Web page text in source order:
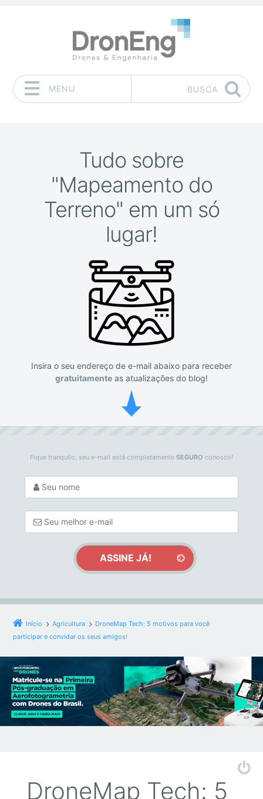
MENU BUSCA
Tudo sobre
"Mapeamento do
Terreno" em um só
lugar!
Insira o seu endereço de e-mail abaixo para receber
gratuitamente as atualizações do blog!
Fique tranquilo, seu e-mail está completamente SEGURO conosco!
Início Agricultura
DroneMap Tech: 5 motivos para você
participar e convidar os seus amigos!
DroneMap Tech: 5